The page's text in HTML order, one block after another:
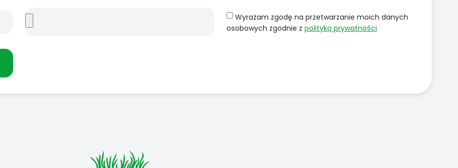
Wyrażam zgodę na przetwarzanie moich danych
osobowych zgodnie z polityką prywatności